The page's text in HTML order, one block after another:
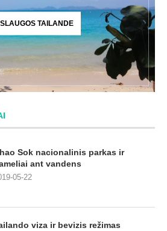
TAILANDE
Sok nacionalinis parkas ir
ant vandens
05-22
viza ir bevizis režimas